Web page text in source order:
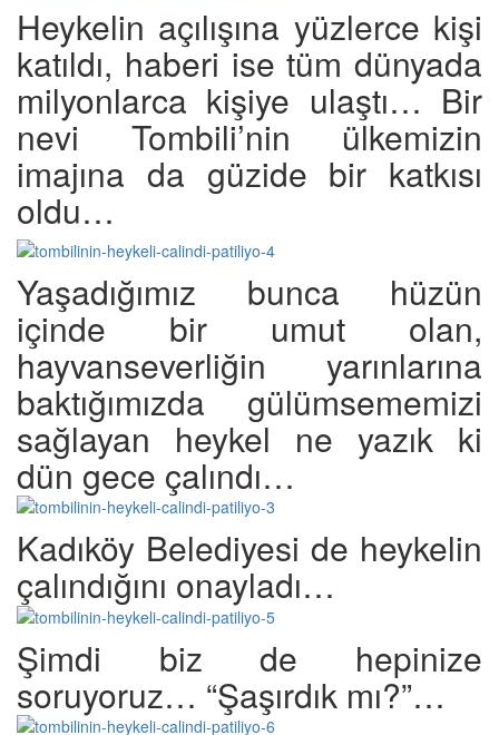
Heykelin açılışına yüzlerce kişi
katıldı, haberi ise tüm dünyada
milyonlarca kişiye ulaştı… Bir
nevi Tombili’nin ülkemizin
imajına da güzide bir katkısı
oldu…
Yaşadığımız bunca hüzün
içinde bir umut olan,
hayvanseverliğin yarınlarına
baktığımızda gülümsememizi
sağlayan heykel ne yazık ki
dün gece çalındı…
Kadıköy Belediyesi de heykelin
çalındığını onayladı…
Şimdi biz de hepinize
soruyoruz… “Şaşırdık mı?”…